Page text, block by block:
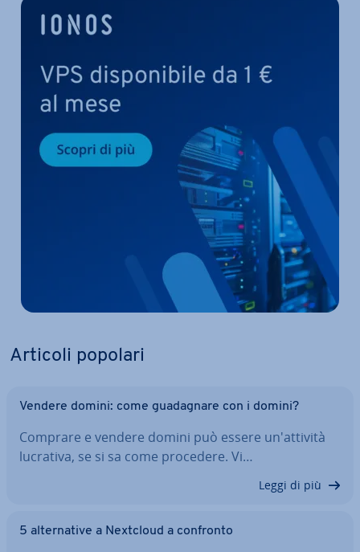
Articoli popolari
Vendere domini: come gua­da­gna­re con i domini?
Comprare e vendere domini può essere un'at­ti­vi­tà
lucrativa, se si sa come procedere. Vi…
Leggi di più
5 al­ter­na­ti­ve a Nextcloud a confronto